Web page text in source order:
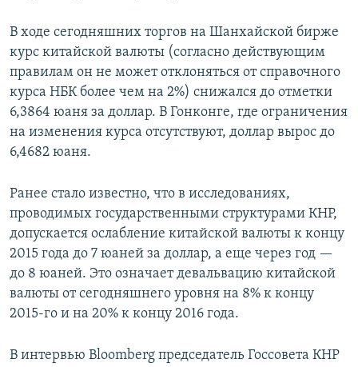
В ходе сегодняшних торгов на Шанхайской бирже
курс китайской валюты (согласно действующим
правилам он не может отклоняться от справочного
курса НБК более чем на 2%) снижался до отметки
6,3864 юаня за доллар. В Гонконге, где ограничения
на изменения курса отсутствуют, доллар вырос до
6,4682 юаня.
Ранее стало известно, что в исследованиях,
проводимых государственными структурами КНР,
допускается ослабление китайской валюты к концу
2015 года до 7 юаней за доллар, а еще через год —
до 8 юаней. Это означает девальвацию китайской
валюты от сегодняшнего уровня на 8% к концу
2015-го и на 20% к концу 2016 года.
В интервью Bloomberg председатель Госсовета КНР